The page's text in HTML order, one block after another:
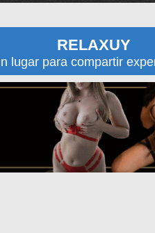
RELAXUY
lugar para compartir